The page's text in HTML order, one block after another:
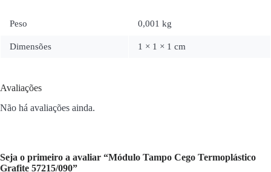
Peso 0,001 kg
Dimensões 1 × 1 × 1 cm
Avaliações
Não há avaliações ainda.
Seja o primeiro a avaliar “Módulo Tampo Cego Termoplástico
Grafite 57215/090”